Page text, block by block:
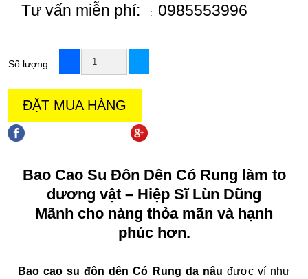
Tư vấn miễn phí: : 0985553996
Số lượng:
ĐẶT MUA HÀNG
Bao Cao Su Đôn Dên Có Rung làm to
dương vật – Hiệp Sĩ Lùn Dũng
Mãnh cho nàng thỏa mãn và hạnh
phúc hơn.
Bao cao su đôn dên Có Rung da nâu được ví như